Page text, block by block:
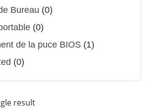
Bureau (0)
(0)
de la puce BIOS (1)
(0)
result